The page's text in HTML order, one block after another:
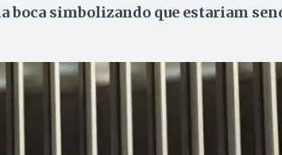
boca simbolizando que estariam